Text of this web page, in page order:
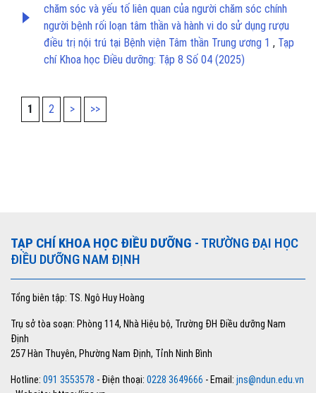
chăm sóc và yếu tố liên quan của người chăm sóc chính
người bệnh rối loạn tâm thần và hành vi do sử dụng rượu
điều trị nội trú tại Bệnh viện Tâm thần Trung ương 1 , Tạp
chí Khoa học Điều dưỡng: Tập 8 Số 04 (2025)
1 2 > >>
TẠP CHÍ KHOA HỌC ĐIỀU DƯỠNG - TRƯỜNG ĐẠI HỌC
ĐIỀU DƯỠNG NAM ĐỊNH
Tổng biên tập: TS. Ngô Huy Hoàng
Trụ sở tòa soạn: Phòng 114, Nhà Hiệu bộ, Trường ĐH Điều dưỡng Nam
Định
257 Hàn Thuyên, Phường Nam Định, Tỉnh Ninh Bình
Hotline: 091 3553578 - Điện thoại: 0228 3649666 - Email: jns@ndun.edu.vn